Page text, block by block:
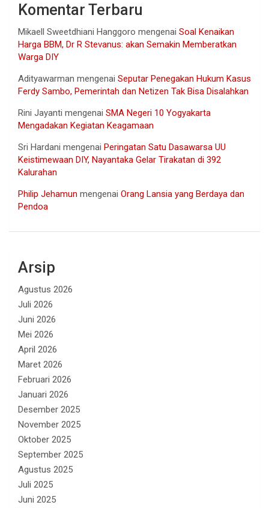
Komentar Terbaru
Mikaell Sweetdhiani Hanggoro mengenai Soal Kenaikan
Harga BBM, Dr R Stevanus: akan Semakin Memberatkan
Warga DIY
Adityawarman mengenai Seputar Penegakan Hukum Kasus
Ferdy Sambo, Pemerintah dan Netizen Tak Bisa Disalahkan
Rini Jayanti mengenai SMA Negeri 10 Yogyakarta
Mengadakan Kegiatan Keagamaan
Sri Hardani mengenai Peringatan Satu Dasawarsa UU
Keistimewaan DIY, Nayantaka Gelar Tirakatan di 392
Kalurahan
Philip Jehamun mengenai Orang Lansia yang Berdaya dan
Pendoa
Arsip
Agustus 2026
Juli 2026
Juni 2026
Mei 2026
April 2026
Maret 2026
Februari 2026
Januari 2026
Desember 2025
November 2025
Oktober 2025
September 2025
Agustus 2025
Juli 2025
Juni 2025